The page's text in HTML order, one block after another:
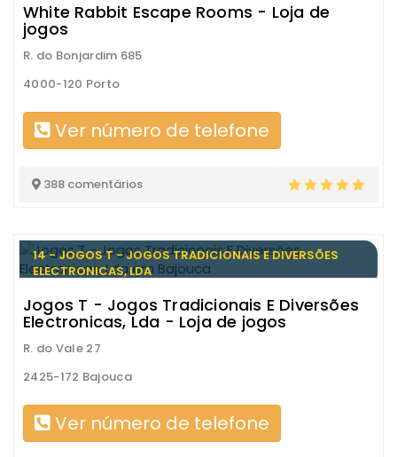
White Rabbit Escape Rooms - Loja de
jogos
R. do Bonjardim 685
4000-120 Porto
Ver número de telefone
388 comentários
14 - JOGOS T - JOGOS TRADICIONAIS E DIVERSÕES
ELECTRONICAS, LDA
Jogos T - Jogos Tradicionais E Diversões
Electronicas, Lda - Loja de jogos
R. do Vale 27
2425-172 Bajouca
Ver número de telefone